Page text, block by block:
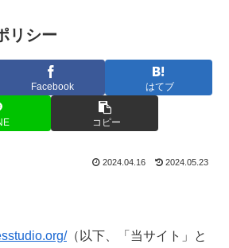
リシー
Facebook はてブ
コピー
2024.04.16 2024.05.23
（以下、「当サイト」と